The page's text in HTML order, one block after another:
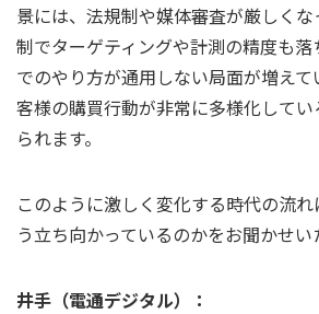
景には、法規制や媒体審査が厳しく
制でターゲティングや計測の精度も
でのやり方が通用しない局面が増え
客様の購買行動が非常に多様化して
られます。
このように激しく変化する時代の流
う立ち向かっているのかをお聞かせい
井手（電通デジタル）：